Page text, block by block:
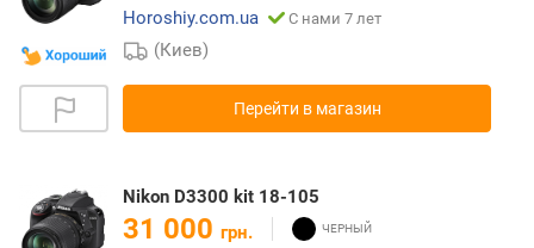
Horoshiy.com.ua
С нами 7 лет
(Киев)
Перейти в магазин
Nikon D3300 kit 18-105
31 000 грн.